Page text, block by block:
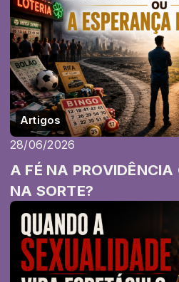
Artigos
28/06/2026
A FÉ NA
NA SORTE?